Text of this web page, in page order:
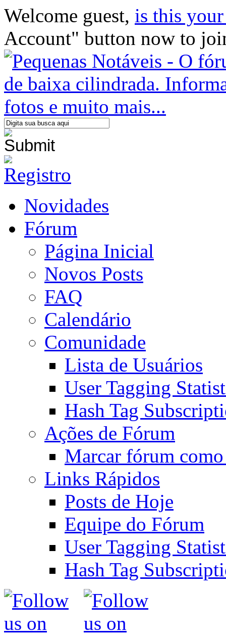
Welcome guest, is this
Account" button now to
Novidades
Fórum
Página Inicial
Novos Posts
FAQ
Calendário
Comunidade
Lista de Usuários
User Tagging
Hash Tag
Ações de Fórum
Marcar fórum
Links Rápidos
Posts de Hoje
Equipe do Fórum
User Tagging
Hash Tag